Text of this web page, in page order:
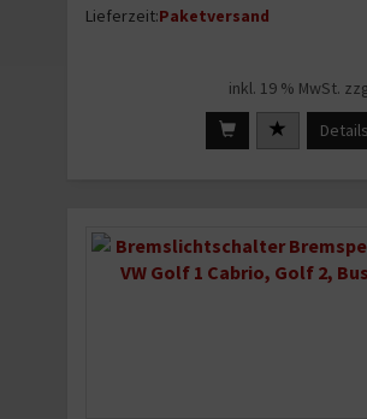
Lieferzeit:Paketversand
inkl. 19 % MwSt.
Details